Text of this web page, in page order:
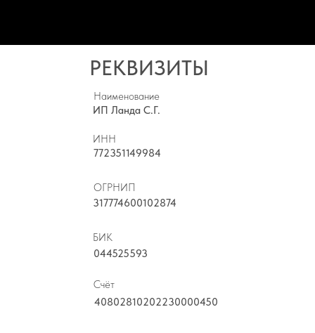
РЕКВИЗИТЫ
Наименование
ИП Ланда С.Г.
Счёт
40802810202230000450
БИК
044525593
ИНН
772351149984
ОГРНИП
317774600102874